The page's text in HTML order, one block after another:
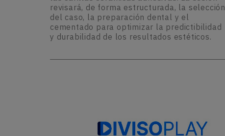
revisará, de forma estructurada, la selección
del caso, la preparación dental y el
cementado para optimizar la predictibilidad
y durabilidad de los resultados estéticos.